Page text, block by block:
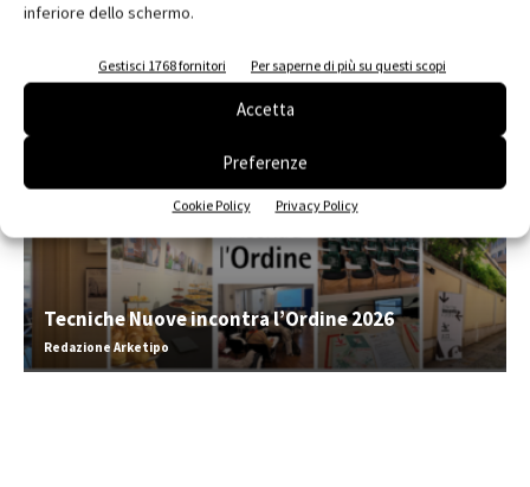
inferiore dello schermo.
Gestisci 1768 fornitori Per saperne di più su questi scopi
Accetta
Preferenze
Cookie Policy Privacy Policy
Tecniche Nuove incontra l’Ordine 2026
Redazione Arketipo